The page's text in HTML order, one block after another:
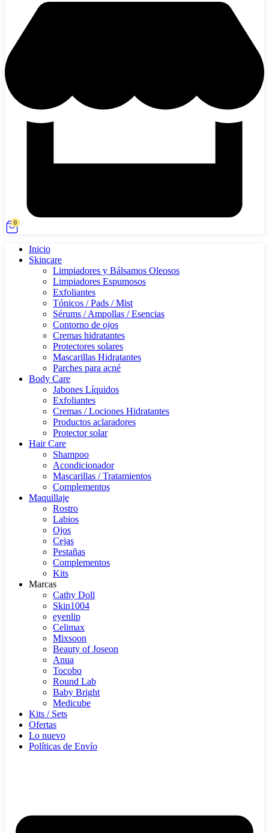
0
Inicio
Skincare
Limpiadores y Bálsamos Oleosos
Limpiadores Espumosos
Exfoliantes
Tónicos / Pads / Mist
Sérums / Ampollas / Esencias
Contorno de ojos
Cremas hidratantes
Protectores solares
Mascarillas Hidratantes
Parches para acné
Body Care
Jabones Líquidos
Exfoliantes
Cremas / Lociones Hidratantes
Productos aclaradores
Protector solar
Hair Care
Shampoo
Acondicionador
Mascarillas / Tratamientos
Complementos
Maquillaje
Rostro
Labios
Ojos
Cejas
Pestañas
Complementos
Kits
Marcas
Cathy Doll
Skin1004
eyenlip
Celimax
Mixsoon
Beauty of Joseon
Anua
Tocobo
Round Lab
Baby Bright
Medicube
Kits / Sets
Ofertas
Lo nuevo
Políticas de Envío